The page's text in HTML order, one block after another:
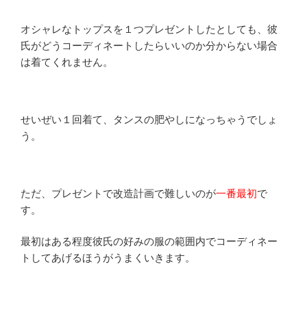
オシャレなトップスを１つプレゼントしたとしても、彼
氏がどうコーディネートしたらいいのか分からない場合
は着てくれません。
せいぜい１回着て、タンスの肥やしになっちゃうでしょ
う。
ただ、プレゼントで改造計画で難しいのが一番最初で
す。
最初はある程度彼氏の好みの服の範囲内でコーディネー
トしてあげるほうがうまくいきます。